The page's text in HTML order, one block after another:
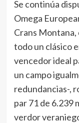
Se continúa
Omega
Crans Montana,
todo un clásico
vencedor ideal
un campo
redundancias-,
par 71 de 6.239
verdor